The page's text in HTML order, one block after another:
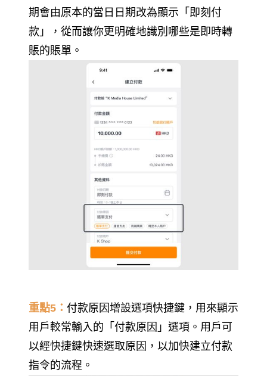
期會由原本的當日日期改為顯示「即刻付
款」，從而讓你更明確地識別哪些是即時轉
賬的賬單。
重點5： 付款原因增設選項快捷鍵，用來顯示
用戶較常輸入的「付款原因」選項。用戶可
以經快捷鍵快速選取原因，以加快建立付款
指令的流程。